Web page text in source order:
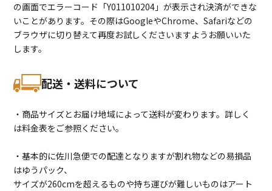
の画面でエラーコード「Y011010204」が表示され決済ができな
いことがあります。その際はGoogleやChrome、Safariなどの
ブラウザに切り替えて再度お試しくださいますようお願いいた
します。
配送・送料について
・商品サイズとお届け地域によって送料が変わります。詳しく
は料金表をご参照ください。
・基本的に佐川急便での配達となりますが割れ物などの易損品
はゆうパック、
サイズが260cmを超えるものや持ち運びが難しいものはアート